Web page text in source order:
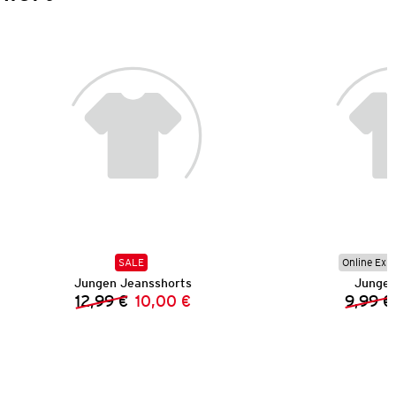
SALE
Jungen Jeansshorts
Vorheriger Preis:
12,99 € Neuer Preis:
10,00 €
Online
9,99 €